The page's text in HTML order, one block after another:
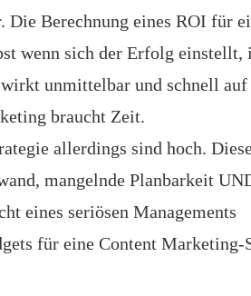
Berechnung eines ROI für
wenn sich der Erfolg einstellt,
unmittelbar und schnell auf
braucht Zeit.
allerdings sind hoch.
mangelnde Planbarkeit
eines seriösen Managements
für eine Content Marketing-